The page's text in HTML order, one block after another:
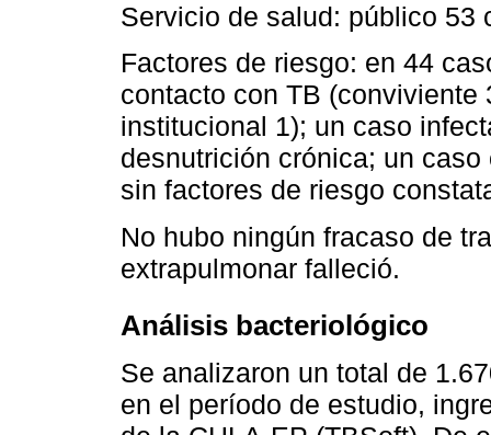
Servicio de salud: público 53
Factores de riesgo: en 44
contacto con TB
institucional 1); un caso
desnutrición crónica; un
sin factores de riesgo
No hubo ningún fracaso de
extrapulmonar falleció.
Análisis bacteriológico
Se analizaron un total de
en el período de estudio,